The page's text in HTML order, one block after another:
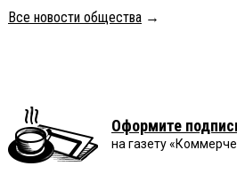
Все новости общества →
Оформите
на газету